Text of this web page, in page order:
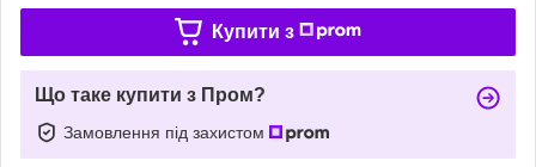
Купити з
Що таке купити з Пром?
Замовлення під захистом